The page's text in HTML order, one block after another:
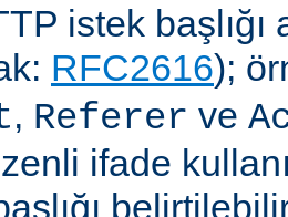
istek başlığı
RFC2616);
, Referer ve
ifade